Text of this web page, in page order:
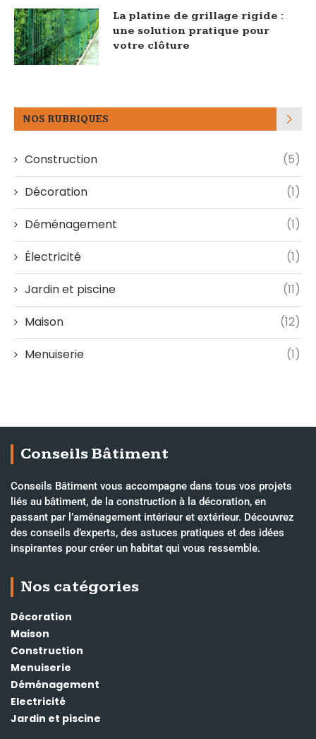
La platine de grillage rigide :
une solution pratique pour
votre clôture
NOS RUBRIQUES
Construction
(5)
Décoration
(1)
Déménagement
(1)
Électricité
(1)
Jardin et piscine
(11)
Maison
(12)
Menuiserie
(1)
Conseils Bâtiment
Conseils Bâtiment vous accompagne dans tous vos projets
liés au bâtiment, de la construction à la décoration, en
passant par l’aménagement intérieur et extérieur. Découvrez
des conseils d’experts, des astuces pratiques et des idées
inspirantes pour créer un habitat qui vous ressemble.
Nos catégories
Décoration
Maison
Construction
Menuiserie
Déménagement
Electricité
Jardin et piscine